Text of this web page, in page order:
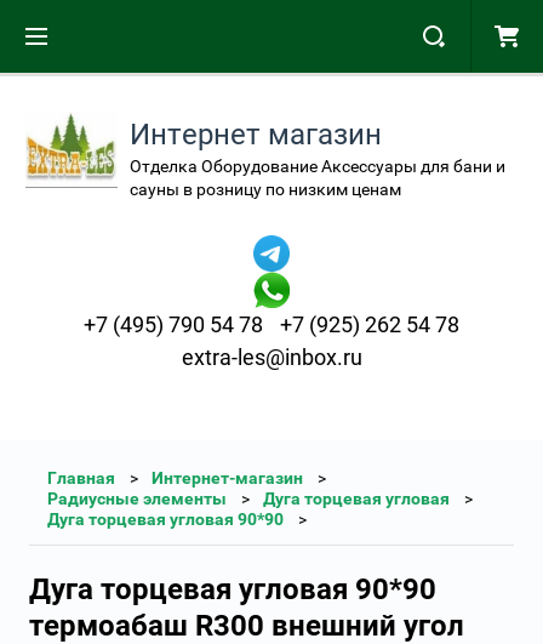
Интернет магазин
Отделка Оборудование Аксессуары для бани и
сауны в розницу по низким ценам
+7 (495) 790 54 78
+7 (925) 262 54 78
extra-les@inbox.ru
Главная
Интернет-магазин
Радиусные элементы
Дуга торцевая угловая
Дуга торцевая угловая 90*90
Дуга торцевая угловая 90*90
термоабаш R300 внешний угол